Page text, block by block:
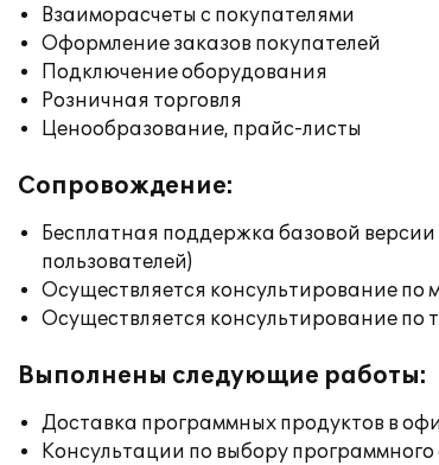
Взаиморасчеты с покупателями
Оформление заказов покупателей
Подключение оборудования
Розничная торговля
Ценообразование, прайс-листы
Сопровождение:
Бесплатная поддержка базовой
пользователей)
Осуществляется консультирование
Осуществляется консультирование
Выполнены следующие работы:
Доставка программных продуктов в
Консультации по выбору